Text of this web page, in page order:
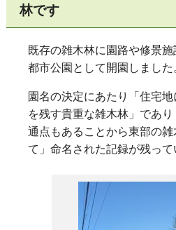
林です
既存の雑木林に園路や修景
都市公園として開園しました
園名の決定にあたり「住宅
を残す貴重な雑木林」であ
通点もあることから東部の
て」命名された記録が残って